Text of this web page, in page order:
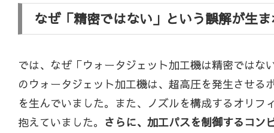
なぜ「精密ではない」という誤解が生
では、なぜ「ウォータジェット加工機は精密では
のウォータジェット加工機は、超高圧を発生させ
を生んでいました。また、ノズルを構成するオリ
抱えていました。 さらに、加工パスを制御するコン